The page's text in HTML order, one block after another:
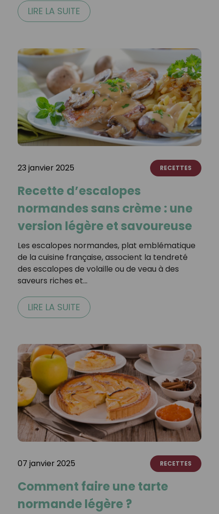
LIRE LA SUITE
23 janvier 2025 RECETTES
Recette d’escalopes
normandes sans crème : une
version légère et savoureuse
Les escalopes normandes, plat emblématique
de la cuisine française, associent la tendreté
des escalopes de volaille ou de veau à des
saveurs riches et…
LIRE LA SUITE
07 janvier 2025 RECETTES
Comment faire une tarte
normande légère ?